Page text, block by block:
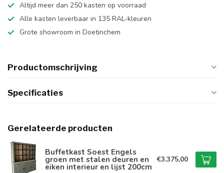
Altijd meer dan 250 kasten op voorraad
Alle kasten leverbaar in 135 RAL-kleuren
Grote showroom in Doetinchem
Productomschrijving
Specificaties
Gerelateerde producten
Buffetkast Soest Engels
groen met stalen deuren en
eiken interieur en lijst 200cm
€3.375,00